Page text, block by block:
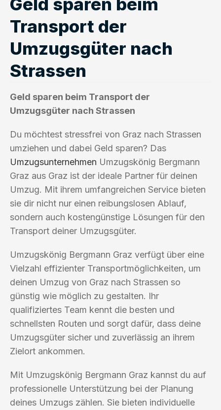
Transport der
Umzugsgüter nach
Strassen
Geld sparen beim Transport der
Umzugsgüter nach Strassen
Du möchtest stressfrei von Graz nach Strassen
umziehen und dabei Geld sparen? Das
Umzugsunternehmen Umzugskönig Bergmann
Graz aus Graz ist der ideale Partner für deinen
Umzug. Mit ihrem umfangreichen Service bieten
sie dir nicht nur einen reibungslosen Ablauf,
sondern auch kostengünstige Lösungen für den
Transport deiner Umzugsgüter.
Umzugskönig Bergmann Graz verfügt über eine
Vielzahl effizienter Transportmöglichkeiten, um
deinen Umzug von Graz nach Strassen so
günstig wie möglich zu gestalten. Ihr
qualifiziertes Team kennt die besten und
schnellsten Routen und sorgt dafür, dass deine
Umzugsgüter sicher und zuverlässig an ihrem
Zielort ankommen.
Mit Umzugskönig Bergmann Graz kannst du auf
professionelle Unterstützung bei der Planung
deines Umzugs zählen. Sie bieten individuelle